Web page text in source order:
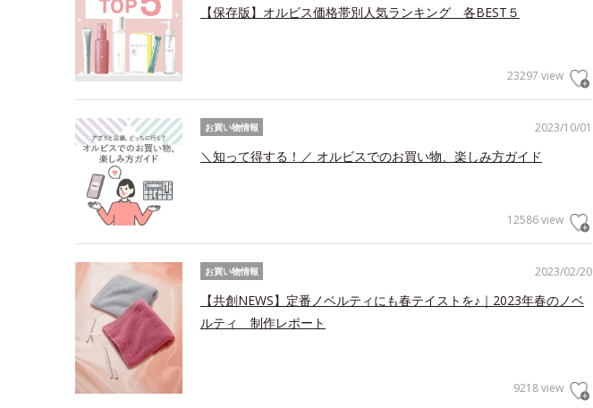
【保存版】オルビス価格帯別人気ランキング 各BEST５
23297 view
2023/10/01
お買い物情報
＼知って得する！／ オルビスでのお買い物、楽しみ方ガイド
12586 view
2023/02/20
お買い物情報
【共創NEWS】定番ノベルティにも春テイストを♪｜2023年春のノベ
ルティ 制作レポート
9218 view